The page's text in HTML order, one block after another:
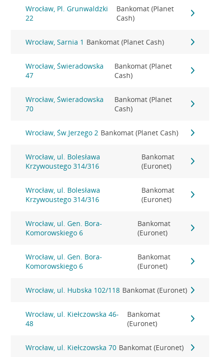
Wrocław, Pl. Grunwaldzki
22
Bankomat (Planet
Cash)
Wrocław, Sarnia 1 Bankomat (Planet Cash)
Wrocław, Świeradowska
47
Bankomat (Planet
Cash)
Wrocław, Świeradowska
70
Bankomat (Planet
Cash)
Wrocław, Św.Jerzego 2 Bankomat (Planet Cash)
Wrocław, ul. Bolesława
Krzywoustego 314/316
Bankomat
(Euronet)
Wrocław, ul. Bolesława
Krzywoustego 314/316
Bankomat
(Euronet)
Wrocław, ul. Gen. Bora-
Komorowskiego 6
Bankomat
(Euronet)
Wrocław, ul. Gen. Bora-
Komorowskiego 6
Bankomat
(Euronet)
Wrocław, ul. Hubska 102/118 Bankomat (Euronet)
Wrocław, ul. Kiełczowska 46-
48
Bankomat
(Euronet)
Wrocław, ul. Kiełczowska 70 Bankomat (Euronet)